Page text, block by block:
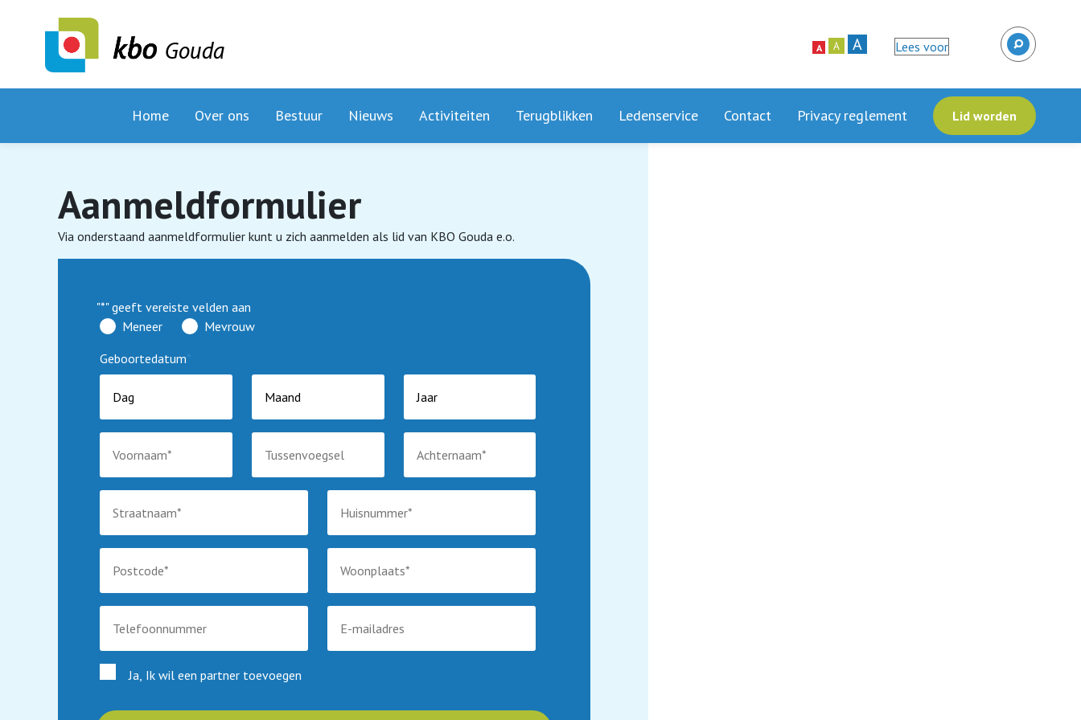
Gouda A A A Lees voor
Home Over ons Bestuur Nieuws Activiteiten Terugblikken Ledenservice Contact Privacy reglement Lid worden
Aanmeldformulier
Via onderstaand aanmeldformulier kunt u zich aanmelden als lid van KBO Gouda e.o.
"*" geeft vereiste velden aan
Meneer
Mevrouw
Geboortedatum
Ja, Ik wil een partner toevoegen